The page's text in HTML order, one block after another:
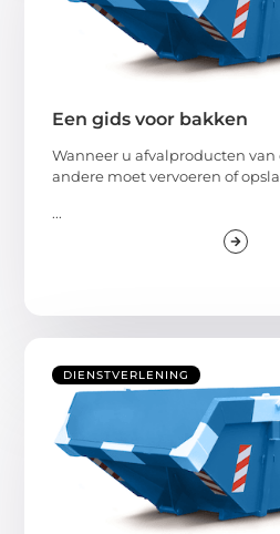
Een gids voor bakken
Wanneer u afvalproducten van
andere moet vervoeren of
...
DIENSTVERLENING